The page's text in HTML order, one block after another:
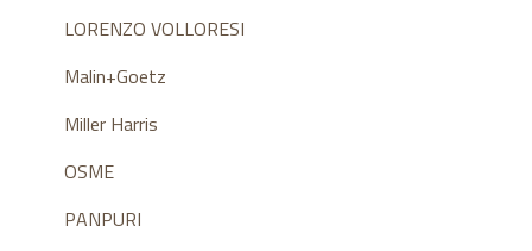
LORENZO VOLLORESI
Malin+Goetz
Miller Harris
OSME
PANPURI